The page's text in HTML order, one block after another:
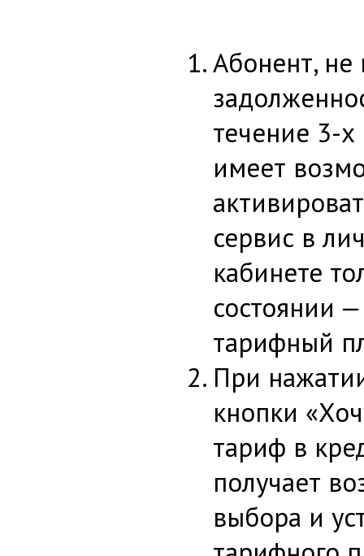
Абонент,
течение 3-х
имеет
сервис в
кабинете
состоянии
тарифный
При
кнопки
тариф в
получает
выбора и